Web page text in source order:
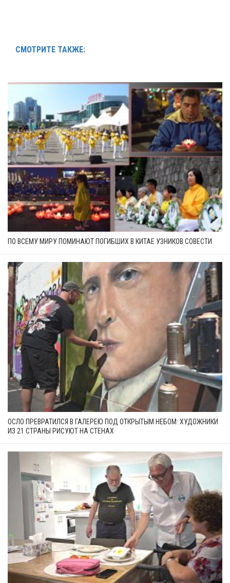
СМОТРИТЕ ТАКЖЕ:
ПО ВСЕМУ МИРУ ПОМИНАЮТ ПОГИБШИХ В КИТАЕ УЗНИКОВ СОВЕСТИ
ОСЛО ПРЕВРАТИЛСЯ В ГАЛЕРЕЮ ПОД ОТКРЫТЫМ НЕБОМ: ХУДОЖНИКИ
ИЗ 21 СТРАНЫ РИСУЮТ НА СТЕНАХ